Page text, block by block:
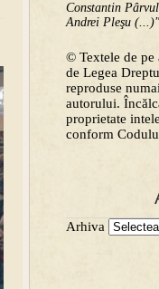
Constantin
Andrei Pleşu (...)"
© Textele de pe
de Legea
reproduse
autorului.
proprietate
conform
Arhiva